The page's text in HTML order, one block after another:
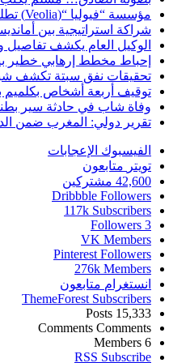
مؤسسة “فيوليا “(Veolia) تطلق مركزاً بالرباط لدعم التدخلات الإنسانية في إفريقيا والشرق الأدنى والشرق الأوسط
شراكة استراتيجية بين
الوكيل العام يكشف
إحباط مخطط إرهابي خطير بين
تحقيقات نفق سبتة تكشف
توقيف أربعة أشخاص بكلميم
وفاة شاب في حادثة سير
تقرير دولي: المغرب ضمن الدول
الفيسبوك الإعجابات
تويتر متابعون
42,600 مشتركين
Dribbble Followers
117k Subscribers
3
Followers
VK Members
Pinterest Followers
276k Members
انستغرام متابعون
ThemeForest Subscribers
15,333
Posts
Comments Comments
6
Members
RSS Subscribe